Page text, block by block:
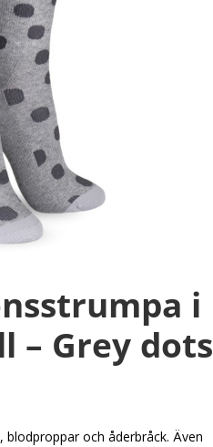
i
– Grey dots
och åderbråck. Även